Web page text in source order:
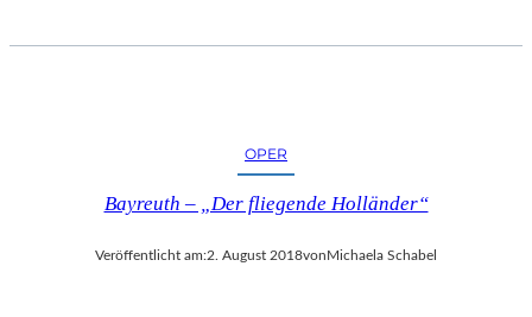
OPER
Bayreuth – „Der fliegende Holländer“
Veröffentlicht am:2. August 2018von Michaela Schabel